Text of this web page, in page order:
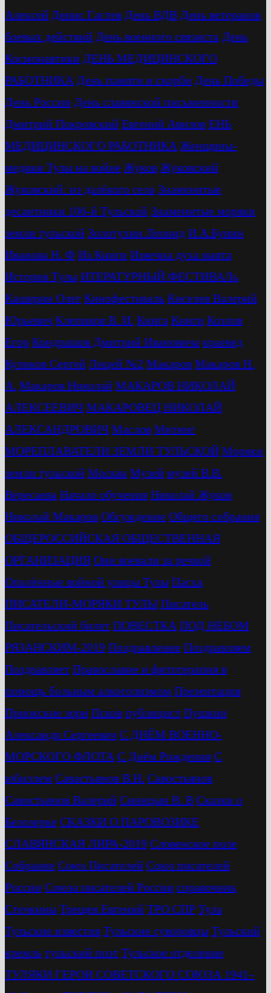
Алексей Денис Гастев День ВДВ День ветеранов
боевых действий День военного связиста День
Космонавтики ДЕНЬ МЕДИЦИНСКОГО
РАБОТНИКА День памяти и скорби День Победы
День России День славянской письменности
Дмитрий Покровский Евгений Авилов ЕНЬ
МЕДИЦИНСКОГО РАБОТНИКА Женщины-
медики Тулы на войне Жуков Жуковский
Жуковский: из далёкого села Знаменитые
десантники 106-й Тульской Знаменитые моряки
земли тульской Золотухин Леонид И.А.Бунин
Иванова Н. Ф Из Книги Извечна духа маята
История Тулы ИТЕРАТУРНЫЙ ФЕСТИВАЛь
Каширин Олег Кинофестиваль Киселев Валерий
Юрьевич Клепиков В. И. Книга Книги Козлов
Егор Кондрашов Дмитрий Ивановича краевед
Куликов Сергей Лицей №2 Макаров Макаров Н.
А. Макаров Николай МАКАРОВ НИКОЛАЙ
АЛЕКСЕЕВИЧ МАКАРОВЕЦ НИКОЛАЙ
АЛЕКСАНДРОВИЧ Маслов Митинг
МОРЕПЛАВАТЕЛИ ЗЕМЛИ ТУЛЬСКОЙ Моряки
земли тульской Москва Музей музей В.В.
Вересаева Начало обучения Николай Жуков
Николай Макаров Обсуждение Общего собрания
ОБЩЕРОССИЙСКАЯ ОБЩЕСТВЕННАЯ
ОРГАНИЗАЦИЯ Они воевали за речкой
Опалённые войной улицы Тулы Пасха
ПИСАТЕЛИ-МОРЯКИ ТУЛЫ Писатель
Писательский билет ПОВЕСТКА ПОД НЕБОМ
РЯЗАНСКИМ-2019 Поздравление Поздравляем
Поздравляет Православие и фитотерапия в
помощь больным алкоголизмом Презентация
Приокские зори Псков публицист Пушкин
Александр Сергеевич С ДНЁМ ВОЕННО-
МОРСКОГО ФЛОТА С Днём Рождения С
юбиллем Савастьянов В.Н. Савостьянов
Савостьянов Валерий Синицын В. В Сказки о
Белозерке СКАЗКИ О ПАРОВОЗИКЕ
СЛАВЯНСКАЯ ЛИРА-2019 Словенское поле
Собрание Союз Писателей Союз писателей
России Союза писателей России справочник
Стечкины Трещев Евгений ТРО СПР Тула
Тульские известия Тульские суворовцы Тульский
кремль тульский поэт Тульское отделение
ТУЛЯКИ ГЕРОИ СОВЕТСКОГО СОЮЗА 1941–